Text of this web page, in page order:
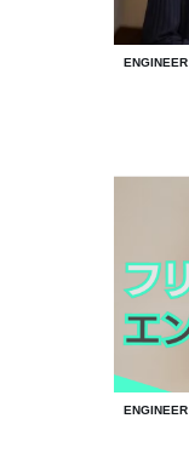
ENGINEER
ENGINEER